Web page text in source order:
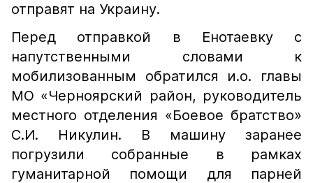
отправят на Украину.
Перед отправкой в Енотаевку с
напутственными словами к
мобилизованным обратился и.о. главы
МО «Черноярский район, руководитель
местного отделения «Боевое братство»
С.И. Никулин. В машину заранее
погрузили собранные в рамках
гуманитарной помощи для парней